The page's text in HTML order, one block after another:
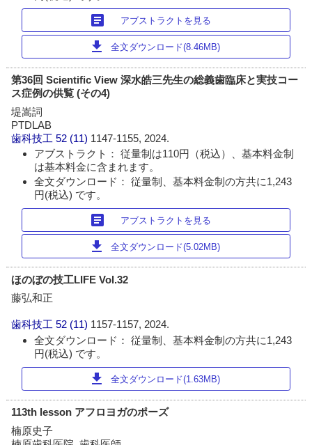
article アブストラクトを見る
download 全文ダウンロード(8.46MB)
第36回 Scientific View 深水皓三先生の総義歯臨床と実技コー
ス症例の供覧 (その4)
堤嵩詞
PTDLAB
歯科技工 52 (11) 1147-1155, 2024.
アブストラクト： 従量制は110円（税込）、基本料金制
は基本料金に含まれます。
全文ダウンロード： 従量制、基本料金制の方共に1,243
円(税込) です。
article アブストラクトを見る
download 全文ダウンロード(5.02MB)
ほのぼの技工LIFE Vol.32
藤弘和正
歯科技工 52 (11) 1157-1157, 2024.
全文ダウンロード： 従量制、基本料金制の方共に1,243
円(税込) です。
download 全文ダウンロード(1.63MB)
113th lesson アフロヨガのポーズ
楠原史子